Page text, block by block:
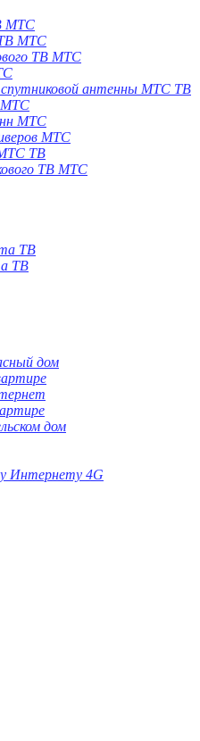
МТС
ТВ МТС
ТВ МТС
антенны МТС ТВ
МТС
МТС
МТС
МТС ТВ
ТВ МТС
ТВ
ТВ
дом
дом
Интернету 4G